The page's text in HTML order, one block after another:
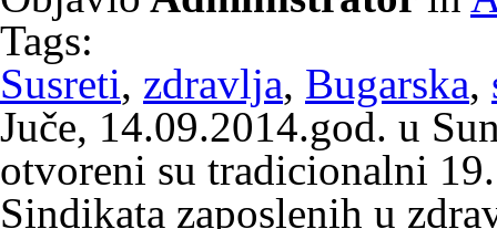
Tags:
Susreti, zdravlja, Bugarska,
Juče, 14.09.2014.god. u
otvoreni su tradicionalni
Sindikata zaposlenih u